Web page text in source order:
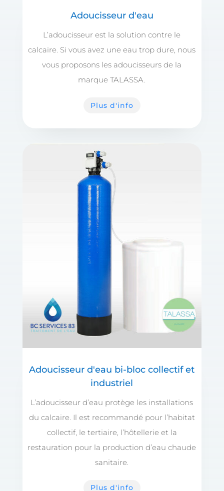
Adoucisseur d'eau
L’adoucisseur est la solution contre le
calcaire. Si vous avez une eau trop dure, nous
vous proposons les adoucisseurs de la
marque TALASSA.
Plus d'info
Adoucisseur d'eau bi-bloc collectif et
industriel
L’adoucisseur d’eau protège les installations
du calcaire. Il est recommandé pour l’habitat
collectif, le tertiaire, l’hôtellerie et la
restauration pour la production d’eau chaude
sanitaire.
Plus d'info